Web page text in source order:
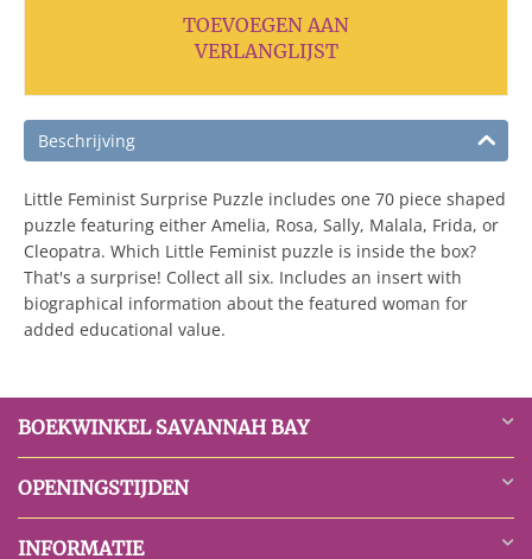
TOEVOEGEN AAN
VERLANGLIJST
Beschrijving
Little Feminist Surprise Puzzle includes one 70 piece shaped
puzzle featuring either Amelia, Rosa, Sally, Malala, Frida, or
Cleopatra. Which Little Feminist puzzle is inside the box?
That's a surprise! Collect all six. Includes an insert with
biographical information about the featured woman for
added educational value.
BOEKWINKEL SAVANNAH BAY
OPENINGSTIJDEN
INFORMATIE